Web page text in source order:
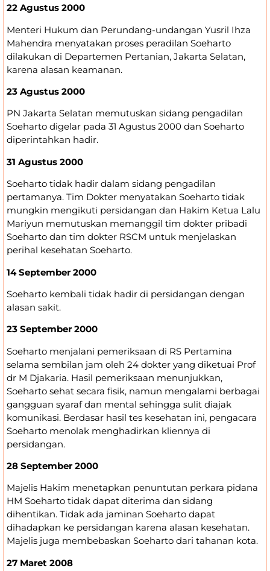
22 Agustus 2000
Menteri Hukum dan Perundang-undangan Yusril Ihza
Mahendra menyatakan proses peradilan Soeharto
dilakukan di Departemen Pertanian, Jakarta Selatan,
karena alasan keamanan.
23 Agustus 2000
PN Jakarta Selatan memutuskan sidang pengadilan
Soeharto digelar pada 31 Agustus 2000 dan Soeharto
diperintahkan hadir.
31 Agustus 2000
Soeharto tidak hadir dalam sidang pengadilan
pertamanya. Tim Dokter menyatakan Soeharto tidak
mungkin mengikuti persidangan dan Hakim Ketua Lalu
Mariyun memutuskan memanggil tim dokter pribadi
Soeharto dan tim dokter RSCM untuk menjelaskan
perihal kesehatan Soeharto.
14 September 2000
Soeharto kembali tidak hadir di persidangan dengan
alasan sakit.
23 September 2000
Soeharto menjalani pemeriksaan di RS Pertamina
selama sembilan jam oleh 24 dokter yang diketuai Prof
dr M Djakaria. Hasil pemeriksaan menunjukkan,
Soeharto sehat secara fisik, namun mengalami berbagai
gangguan syaraf dan mental sehingga sulit diajak
komunikasi. Berdasar hasil tes kesehatan ini, pengacara
Soeharto menolak menghadirkan kliennya di
persidangan.
28 September 2000
Majelis Hakim menetapkan penuntutan perkara pidana
HM Soeharto tidak dapat diterima dan sidang
dihentikan. Tidak ada jaminan Soeharto dapat
dihadapkan ke persidangan karena alasan kesehatan.
Majelis juga membebaskan Soeharto dari tahanan kota.
27 Maret 2008